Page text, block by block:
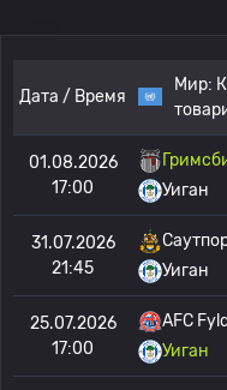
Дата / Время
Мир:
01.08.2026
17:00
Уиган
31.07.2026
21:45
Уиган
25.07.2026
17:00
AFC
Уиган